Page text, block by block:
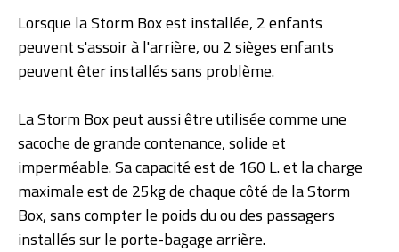
Lorsque la Storm Box est installée, 2 enfants
peuvent s'assoir à l'arrière, ou 2 sièges enfants
peuvent êter installés sans problème.
La Storm Box peut aussi être utilisée comme une
sacoche de grande contenance, solide et
imperméable. Sa capacité est de 160 L. et la charge
maximale est de 25kg de chaque côté de la Storm
Box, sans compter le poids du ou des passagers
installés sur le porte-bagage arrière.